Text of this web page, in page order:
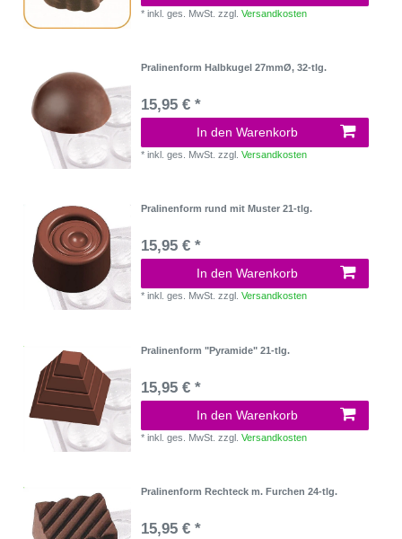
*inkl. ges. MwSt. zzgl.Versandkosten
Pralinenform Halbkugel 27mmØ, 32-tlg.
15,95 € *
In den Warenkorb
*inkl. ges. MwSt. zzgl.Versandkosten
Pralinenform rund mit Muster 21-tlg.
15,95 € *
In den Warenkorb
*inkl. ges. MwSt. zzgl.Versandkosten
Pralinenform "Pyramide" 21-tlg.
15,95 € *
In den Warenkorb
*inkl. ges. MwSt. zzgl.Versandkosten
Pralinenform Rechteck m. Furchen 24-tlg.
15,95 € *